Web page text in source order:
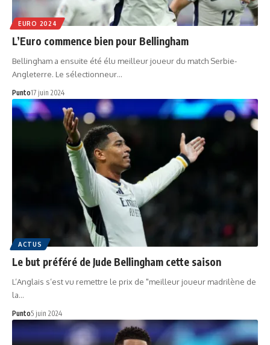
EURO 2024
L’Euro commence bien pour Bellingham
Bellingham a ensuite été élu meilleur joueur du match Serbie-
Angleterre. Le sélectionneur…
Punto17 juin 2024
ACTUS
Le but préféré de Jude Bellingham cette saison
L’Anglais s’est vu remettre le prix de "meilleur joueur madrilène de
la…
Punto5 juin 2024